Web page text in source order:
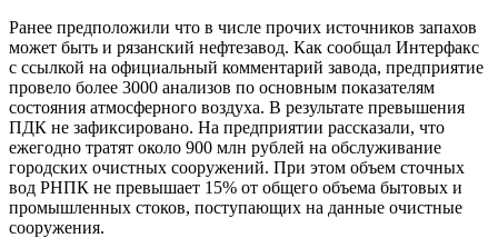
Ранее предположили что в числе прочих источников запахов
может быть и рязанский нефтезавод. Как сообщал Интерфакс
с ссылкой на официальный комментарий завода, предприятие
провело более 3000 анализов по основным показателям
состояния атмосферного воздуха. В результате превышения
ПДК не зафиксировано. На предприятии рассказали, что
ежегодно тратят около 900 млн рублей на обслуживание
городских очистных сооружений. При этом объем сточных
вод РНПК не превышает 15% от общего объема бытовых и
промышленных стоков, поступающих на данные очистные
сооружения.